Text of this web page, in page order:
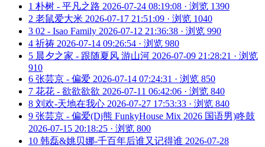
1 朴树 - 平凡之路 2026-07-24 08:19:08 · 浏览 1390
2 老鼠爱大米 2026-07-17 21:51:09 · 浏览 1040
3 02 - Isao Family 2026-07-12 21:36:38 · 浏览 990
4 祈祷 2026-07-14 09:26:54 · 浏览 980
5 晨夕之家 - 跟随夏风 游山河 2026-07-09 21:28:21 · 浏览
910
6 张芸京 - 偏爱 2026-07-14 07:24:31 · 浏览 850
7 花花 - 欲欲欲欲 2026-07-11 06:42:06 · 浏览 840
8 刘欢-天地在我心 2026-07-27 17:53:33 · 浏览 840
9 张芸京 - 偏爱(Dj熊 FunkyHouse Mix 2026 国语男)咚鼓
2026-07-15 20:18:25 · 浏览 800
10 韩磊&姚贝娜-千百年后谁又记得谁 2026-07-28